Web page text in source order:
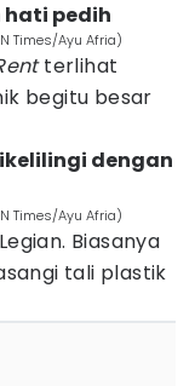
hati pedih
Times/Ayu Afria)
terlihat
begitu besar
dengan
Times/Ayu Afria)
Biasanya
tali plastik